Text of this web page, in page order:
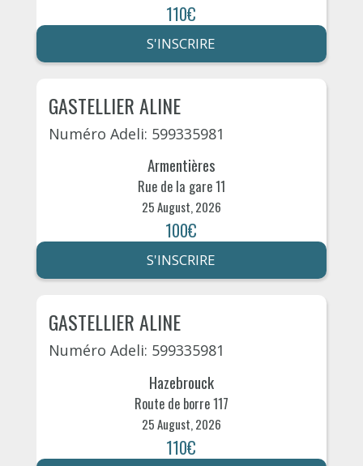
110€
S'INSCRIRE
GASTELLIER ALINE
Numéro Adeli: 599335981
Armentières
Rue de la gare 11
25 August, 2026
100€
S'INSCRIRE
GASTELLIER ALINE
Numéro Adeli: 599335981
Hazebrouck
Route de borre 117
25 August, 2026
110€